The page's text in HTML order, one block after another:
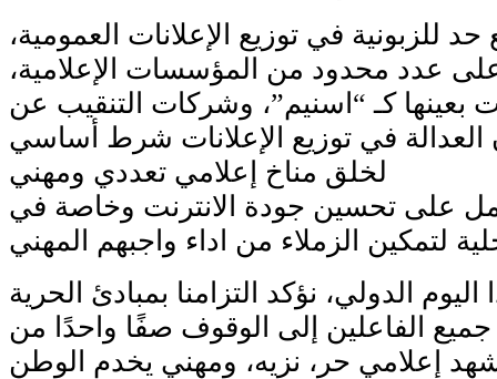
للزبونية في توزيع الإعلانات العمومية،
على عدد محدود من المؤسسات الإعلامية،
بعينها كـ “اسنيم”، وشركات التنقيب عن
العدالة في توزيع الإعلانات شرط أساسي
لخلق مناخ إعلامي تعددي ومهني
على تحسين جودة الانترنت وخاصة في
الدولي، نؤكد التزامنا بمبادئ الحرية
جميع الفاعلين إلى الوقوف صفًا واحدًا من
إعلامي حر، نزيه، ومهني يخدم الوطن